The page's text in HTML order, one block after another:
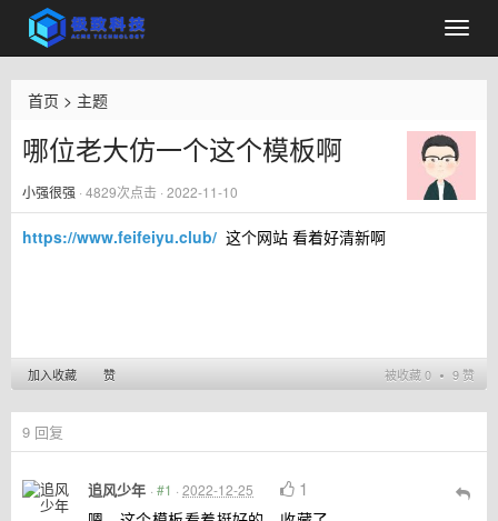
首页 > 主题
哪位老大仿一个这个模板啊
小强很强 · 4829次点击 · 2022-11-10
https://www.feifeiyu.club/ 这个网站 看着好清新啊
被收藏 0 ∙ 9 赞
加入收藏 赞
9 回复
追风少年 · #1 · 2022-12-25 1